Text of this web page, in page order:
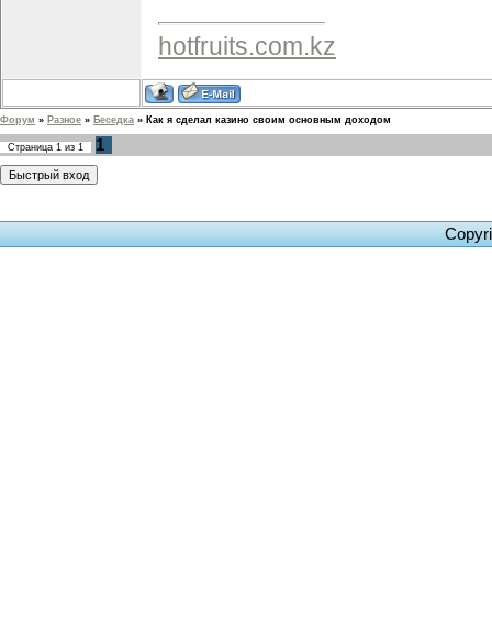
hotfruits.com.kz
Форум » Разное » Беседка » Как я сделал казино своим основным доходом
Страница 1 из 1 1